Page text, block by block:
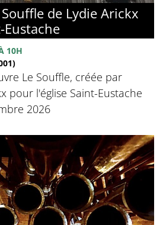
de Lydie Arickx
Eustache
10H
Le Souffle, créée par
pour l'église Saint-Eustache
2026